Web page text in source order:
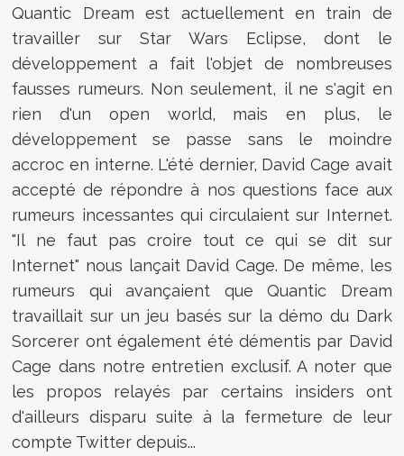
Quantic Dream est actuellement en train de
travailler sur Star Wars Eclipse, dont le
développement a fait l'objet de nombreuses
fausses rumeurs. Non seulement, il ne s'agit en
rien d'un open world, mais en plus, le
développement se passe sans le moindre
accroc en interne. L'été dernier, David Cage avait
accepté de répondre à nos questions face aux
rumeurs incessantes qui circulaient sur Internet.
"Il ne faut pas croire tout ce qui se dit sur
Internet" nous lançait David Cage. De même, les
rumeurs qui avançaient que Quantic Dream
travaillait sur un jeu basés sur la démo du Dark
Sorcerer ont également été démentis par David
Cage dans notre entretien exclusif. A noter que
les propos relayés par certains insiders ont
d'ailleurs disparu suite à la fermeture de leur
compte Twitter depuis...